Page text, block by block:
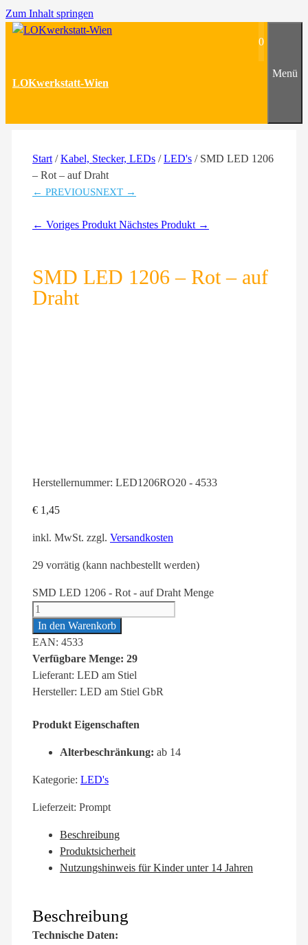
Zum Inhalt springen
LOKwerkstatt-Wien
0
Menü
Start /Kabel, Stecker, LEDs /LED's / SMD LED 1206
– Rot – auf Draht
← PREVIOUSNEXT →
← Voriges Produkt Nächstes Produkt →
SMD LED 1206 – Rot – auf
Draht
Herstellernummer: LED1206RO20 - 4533
€ 1,45
inkl. MwSt. zzgl. Versandkosten
29 vorrätig (kann nachbestellt werden)
SMD LED 1206 - Rot - auf Draht Menge
In den Warenkorb
EAN: 4533
Verfügbare Menge: 29
Lieferant: LED am Stiel
Hersteller: LED am Stiel GbR
Produkt Eigenschaften
Alterbeschränkung: ab 14
Kategorie: LED's
Lieferzeit: Prompt
Beschreibung
Produktsicherheit
Nutzungshinweis für Kinder unter 14 Jahren
Beschreibung
Technische Daten: